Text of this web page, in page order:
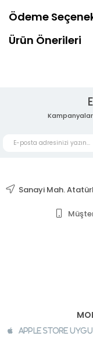
Ödeme
Ürün Önerileri
Sanayi Mah.
Apple Store